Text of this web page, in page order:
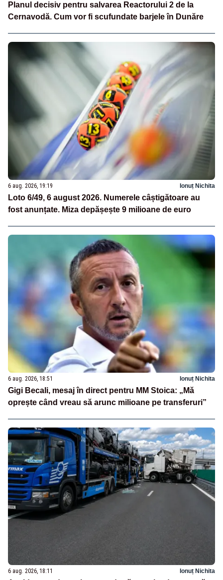
Planul decisiv pentru salvarea Reactorului 2 de la
Cernavodă. Cum vor fi scufundate barjele în Dunăre
6 aug. 2026, 19:19 Ionuț Nichita
Loto 6/49, 6 august 2026. Numerele câștigătoare au
fost anunțate. Miza depășește 9 milioane de euro
6 aug. 2026, 18:51 Ionuț Nichita
Gigi Becali, mesaj în direct pentru MM Stoica: „Mă
oprește când vreau să arunc milioane pe transferuri”
6 aug. 2026, 18:11 Ionuț Nichita